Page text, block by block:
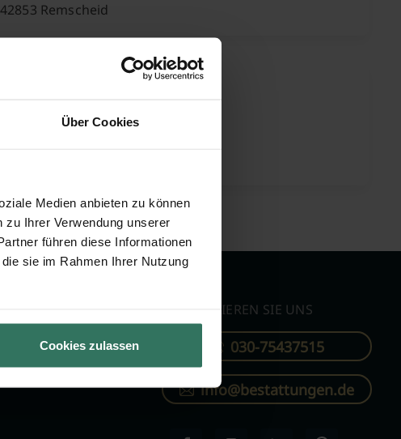
Über Cookies
Medien anbieten zu können
zu Ihrer Verwendung unserer
führen diese Informationen
sie im Rahmen Ihrer Nutzung
Cookies zulassen
42853 Remscheid
KONTAKTIEREN SIE UNS
030-75437515
info@bestattungen.de